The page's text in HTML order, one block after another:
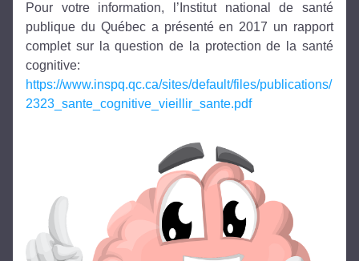
Pour votre information, l’Institut national de santé
publique du Québec a présenté en 2017 un rapport
complet sur la question de la protection de la santé
cognitive:
https://www.inspq.qc.ca/sites/default/files/publications/
2323_sante_cognitive_vieillir_sante.pdf